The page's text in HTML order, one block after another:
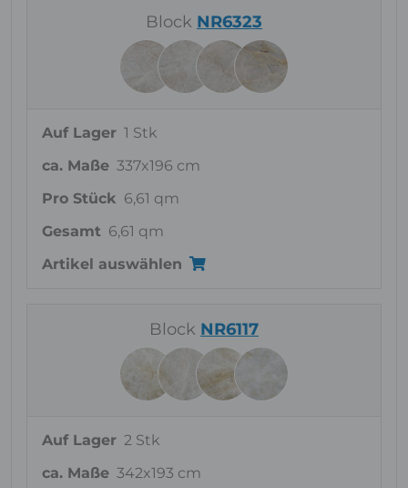
Block NR6323
Auf Lager 1 Stk
ca. Maße 337x196 cm
Pro Stück 6,61 qm
Gesamt 6,61 qm
Artikel auswählen
Block NR6117
Auf Lager 2 Stk
ca. Maße 342x193 cm